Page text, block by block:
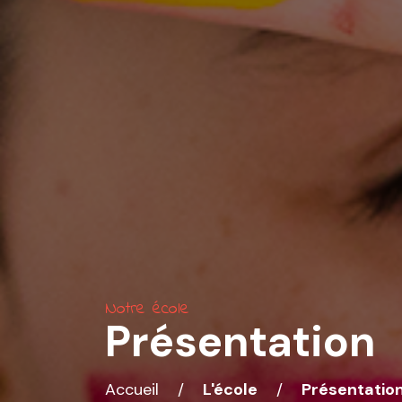
Notre école
Présentation
Accueil / L'école /